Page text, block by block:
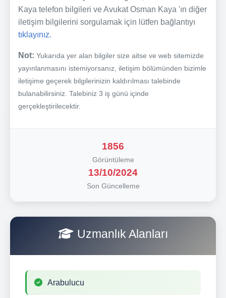
Kaya telefon bilgileri ve Avukat Osman Kaya 'ın diğer
iletişim bilgilerini sorgulamak için lütfen bağlantıyı
tıklayınız.
Not: Yukarıda yer alan bilgiler size aitse ve web sitemizde
yayınlanmasını istemiyorsanız, iletişim bölümünden bizimle
iletişime geçerek bilgilerinizin kaldırılması talebinde
bulanabilirsiniz. Talebiniz 3 iş günü içinde
gerçekleştirilecektir.
1856
Görüntüleme
13/10/2024
Son Güncelleme
Uzmanlık Alanları
Arabulucu